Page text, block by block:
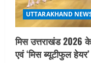
UTTARAKHAND
मिस उत्तराखंड 2026
एवं ‘मिस ब्यूटीफुल